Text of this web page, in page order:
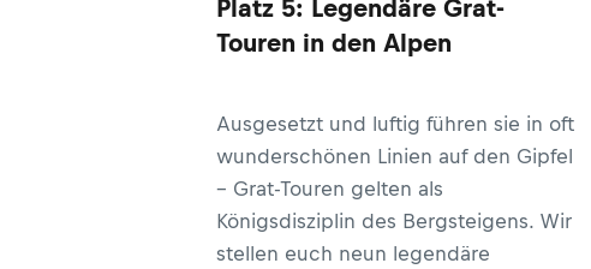
Platz 5: Legendäre Grat-
Touren in den Alpen
Ausgesetzt und luftig führen sie in oft
wunderschönen Linien auf den Gipfel
– Grat-Touren gelten als
Königsdisziplin des Bergsteigens. Wir
stellen euch neun legendäre